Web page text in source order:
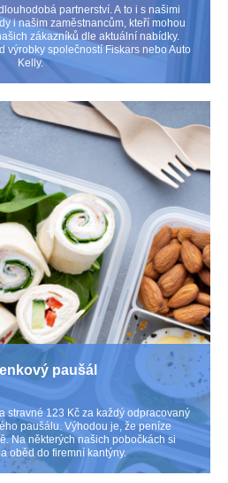
partnerství. A to i s našimi
i našim zaměstnancům, kteří mohou
zákazníků dle aktuální nabídky.
výrobky společností Fiskars nebo Auto
Kelly.
paušál
stravné 123 Kč za každý odpracovaný
paušálu. Výhodou je, že peníze
Na některých našich pobočkách si
oběd do firemní kantýny.